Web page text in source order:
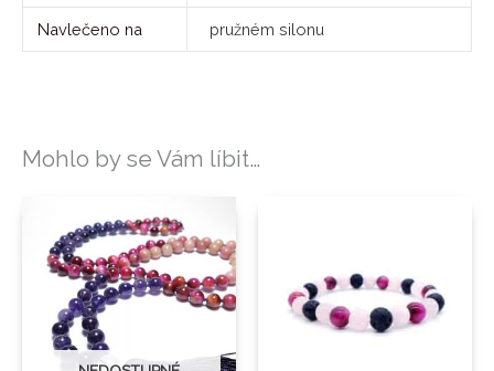
Navlečeno na pružném silonu
Mohlo by se Vám líbit…